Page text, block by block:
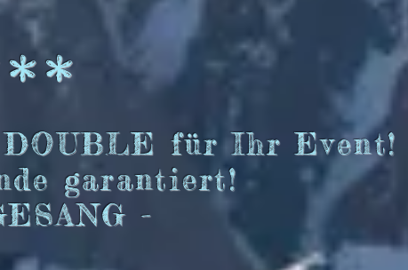
für Ihr Event!
garantiert!
-